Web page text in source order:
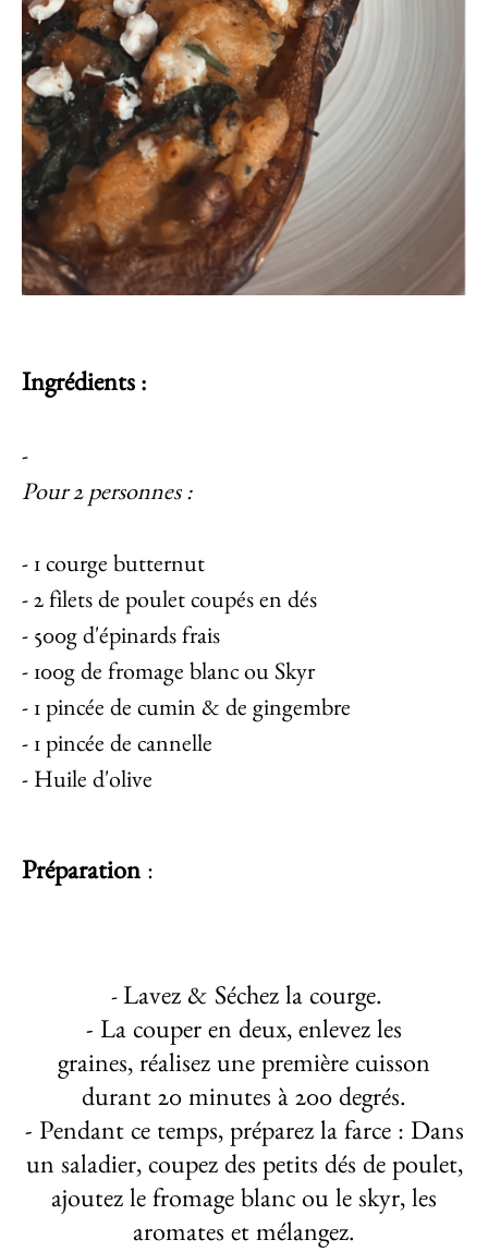
Ingrédients :
-
Pour 2 personnes :
- 1 courge butternut
- 2 filets de poulet coupés en dés
- 500g d'épinards frais
- 100g de fromage blanc ou Skyr
- 1 pincée de cumin & de gingembre
- 1 pincée de cannelle
- Huile d'olive
Préparation :
- Lavez & Séchez la courge.
- La couper en deux, enlevez les
graines, réalisez une première cuisson
durant 20 minutes à 200 degrés.
- Pendant ce temps, préparez la farce : Dans
un saladier, coupez des petits dés de poulet,
ajoutez le fromage blanc ou le skyr, les
aromates et mélangez.